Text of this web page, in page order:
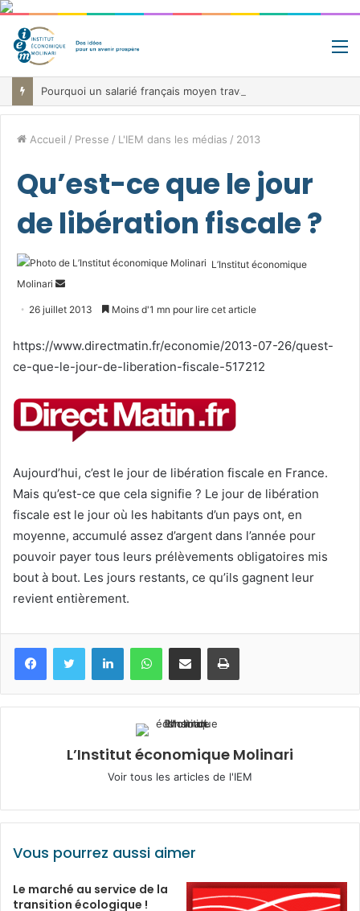
Accueil / Presse / L'IEM dans les médias / 2013
Qu’est-ce que le jour
de libération fiscale ?
L’Institut économique
Molinari
Envoyer
26 juillet 2013 Moins d'1 mn pour lire cet article
https://www.directmatin.fr/economie/2013-07-26/quest-
ce-que-le-jour-de-liberation-fiscale-517212
Aujourd’hui, c’est le jour de libération fiscale en France.
Mais qu’est-ce que cela signifie ? Le jour de libération
fiscale est le jour où les habitants d’un pays ont, en
moyenne, accumulé assez d’argent dans l’année pour
pouvoir payer tous leurs prélèvements obligatoires mis
bout à bout. Les jours restants, ce qu’ils gagnent leur
revient entièrement.
FacebookTwitter LinkedinWhatsApp
Partagez par mail Imprimez
L’Institut économique Molinari
Voir tous les articles de l'IEM
Vous pourrez aussi aimer
Le marché au service de la
transition écologique !